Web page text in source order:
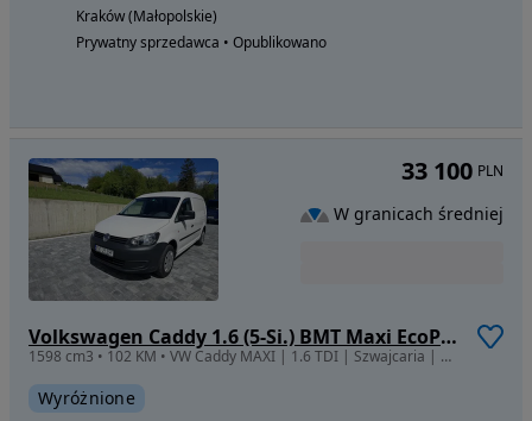
Kraków (Małopolskie)
Prywatny sprzedawca • Opublikowano
Volkswagen Caddy 1.6 (5-Si.) BMT Maxi EcoProfi
1598 cm3 • 102 KM • VW Caddy MAXI | 1.6 TDI | Szwajcaria | 2 Miejsca | Tempomat | VAT-1? |
Wyróżnione
33 100 PLN
W granicach średniej